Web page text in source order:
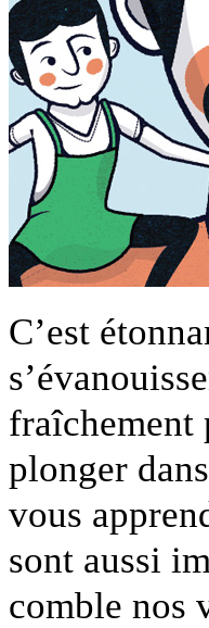
C’est
fraîchement
plonger
vous
sont aussi
comble nos